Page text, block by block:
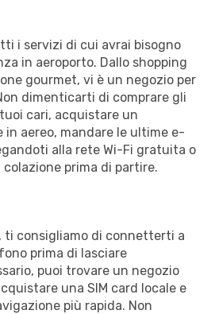
i servizi di cui avrai bisogno
in aeroporto. Dallo shopping
gourmet, vi è un negozio per
dimenticarti di comprare gli
cari, acquistare un
in aereo, mandare le ultime e-
alla rete Wi-Fi gratuita o
prima di partire.
ti consigliamo di connetterti a
prima di lasciare
puoi trovare un negozio
una SIM card locale e
più rapida. Non